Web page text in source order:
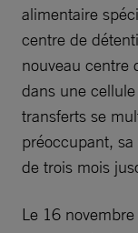
alimentaire
centre de
nouveau centre
dans une
transferts se
préoccupant,
de trois mois
Le 16